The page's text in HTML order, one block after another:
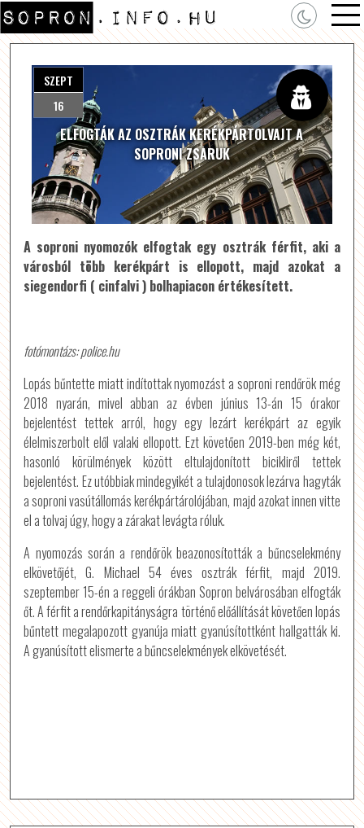
ELFOGTÁK AZ OSZTRÁK KERÉKPÁRTOLVAJT A
SOPRONI ZSARUK
SZEPT
16
A soproni nyomozók elfogtak egy osztrák férfit, aki a
városból több kerékpárt is ellopott, majd azokat a
siegendorfi ( cinfalvi ) bolhapiacon értékesített.
fotómontázs: police.hu
Lopás bűntette miatt indítottak nyomozást a soproni rendőrök még
2018 nyarán, mivel abban az évben június 13-án 15 órakor
bejelentést tettek arról, hogy egy lezárt kerékpárt az egyik
élelmiszerbolt elől valaki ellopott. Ezt követően 2019-ben még két,
hasonló körülmények között eltulajdonított bicikliről tettek
bejelentést. Ez utóbbiak mindegyikét a tulajdonosok lezárva hagyták
a soproni vasútállomás kerékpártárolójában, majd azokat innen vitte
el a tolvaj úgy, hogy a zárakat levágta róluk.
A nyomozás során a rendőrök beazonosították a bűncselekmény
elkövetőjét, G. Michael 54 éves osztrák férfit, majd 2019.
szeptember 15-én a reggeli órákban Sopron belvárosában elfogták
őt. A férfit a rendőrkapitányságra történő előállítását követően lopás
bűntett megalapozott gyanúja miatt gyanúsítottként hallgatták ki.
A gyanúsított elismerte a bűncselekmények elkövetését.